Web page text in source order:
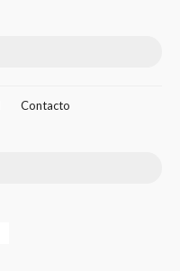
Contacto